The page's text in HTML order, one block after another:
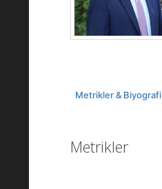
Metrikler & Biyografi
Metrikler